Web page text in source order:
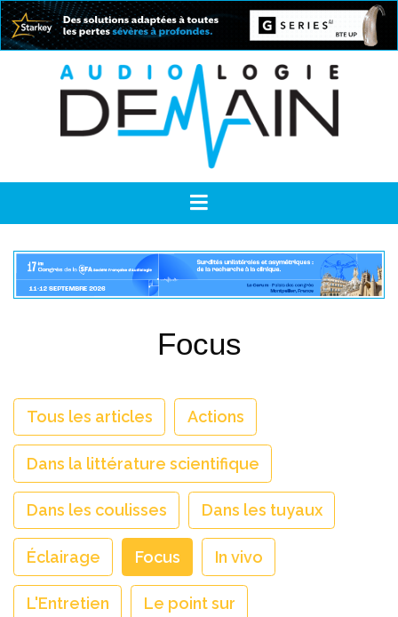
Focus
Tous les articles Actions
Dans la littérature scientifique
Dans les coulisses Dans les tuyaux
Éclairage Focus In vivo
L'Entretien Le point sur